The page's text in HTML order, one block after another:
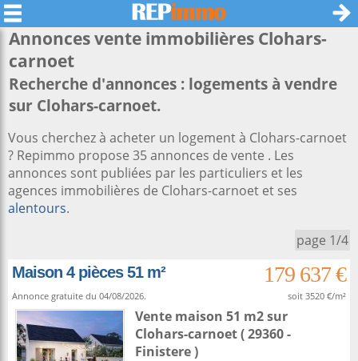
Annonces vente immobilières Clohars-
carnoet
Recherche d'annonces : logements à vendre
sur Clohars-carnoet.
Vous cherchez à acheter un logement à Clohars-carnoet
? Repimmo propose 35 annonces de vente . Les
annonces sont publiées par les particuliers et les
agences immobilières de Clohars-carnoet et ses
alentours.
page 1/4
Maison 4 pièces 51 m²
179 637 €
Annonce gratuite du 04/08/2026. soit 3520 €/m²
Vente maison 51 m2sur
Clohars-carnoet( 29360 -
Finistere )